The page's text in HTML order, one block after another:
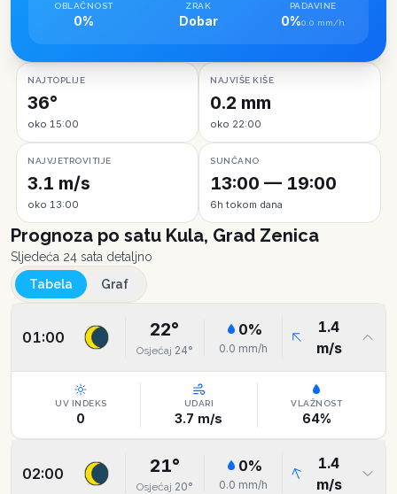
OBLAČNOST
0%
ZRAK
Dobar
PADAVINE
0%0.0 mm/h
NAJTOPLIJE
36°
oko 15:00
NAJVIŠE KIŠE
0.2 mm
oko 22:00
NAJVJETROVITIJE
3.1 m/s
oko 13:00
SUNČANO
13:00 — 19:00
6h tokom dana
Prognoza po satu Kula, Grad Zenica
Sljedeća 24 sata detaljno
Tabela
Graf
01:00 22°
Osjećaj 24°
0%
0.0 mm/h
1.4
m/s
UV INDEKS
0
UDARI
3.7 m/s
VLAŽNOST
64%
02:00 21°
Osjećaj 20°
0%
0.0 mm/h
1.4
m/s